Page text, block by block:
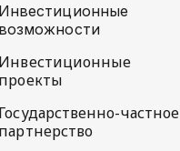
Инвестиционные
возможности
Инвестиционные
проекты
Государственно-частное
партнерство